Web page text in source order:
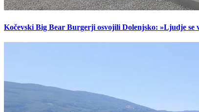
Kočevski Big Bear Burgerji osvojili Dolenjsko: »Ljudje se